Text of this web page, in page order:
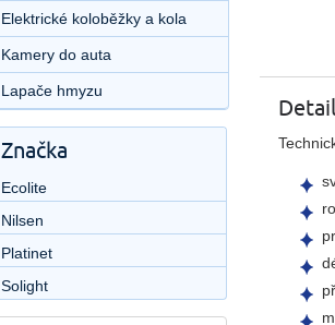
Elektrické koloběžky a kola
Kamery do auta
Lapače hmyzu
Značka
Ecolite
Nilsen
Platinet
Solight